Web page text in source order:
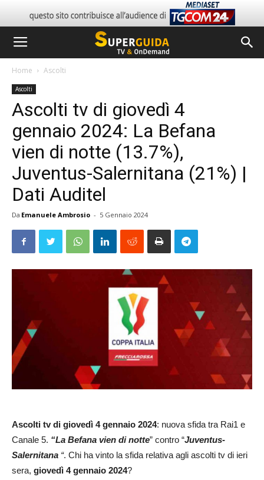
Home Ascolti
Ascolti
Ascolti tv di giovedì 4
gennaio 2024: La Befana
vien di notte (13.7%),
Juventus-Salernitana (21%) |
Dati Auditel
Da Emanuele Ambrosio - 5 Gennaio 2024
Ascolti tv di giovedì 4 gennaio 2024: nuova sfida tra Rai1 e
Canale 5. “La Befana vien di notte” contro “Juventus-
Salernitana “. Chi ha vinto la sfida relativa agli ascolti tv di ieri
sera, giovedì 4 gennaio 2024?